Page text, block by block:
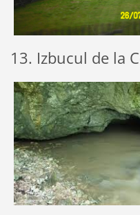
13. Izbucul de la